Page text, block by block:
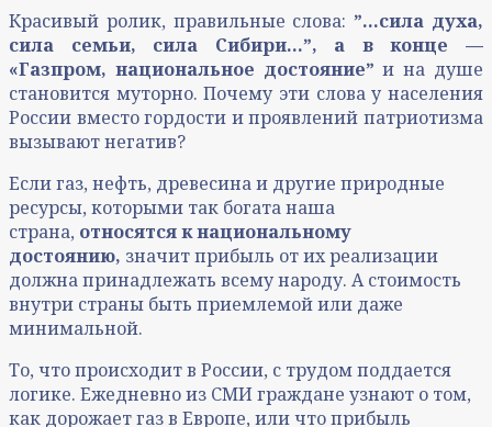
Красивый ролик, правильные слова: ˮ…сила духа,
сила семьи, сила Сибири…ˮ, а в конце —
«Газпром, национальное достояниеˮ и на душе
становится муторно. Почему эти слова у населения
России вместо гордости и проявлений патриотизма
вызывают негатив?
Если газ, нефть, древесина и другие природные
ресурсы, которыми так богата наша
страна, относятся к национальному
достоянию, значит прибыль от их реализации
должна принадлежать всему народу. А стоимость
внутри страны быть приемлемой или даже
минимальной.
То, что происходит в России, с трудом поддается
логике. Ежедневно из СМИ граждане узнают о том,
как дорожает газ в Европе, или что прибыль